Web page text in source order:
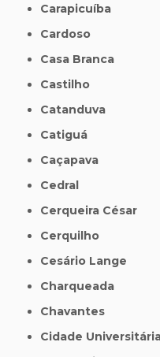
Carapicuíba
Cardoso
Casa Branca
Castilho
Catanduva
Catiguá
Caçapava
Cedral
Cerqueira César
Cerquilho
Cesário Lange
Charqueada
Chavantes
Cidade